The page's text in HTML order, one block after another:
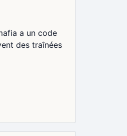
a un code
des traînées